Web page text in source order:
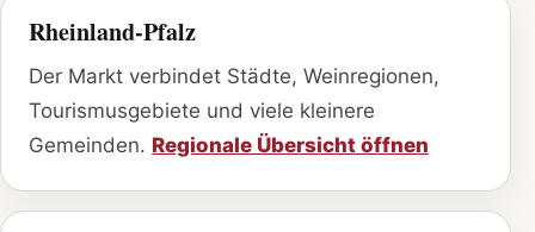
Rheinland-Pfalz
Der Markt verbindet Städte, Weinregionen,
Tourismusgebiete und viele kleinere
Gemeinden. Regionale Übersicht öffnen